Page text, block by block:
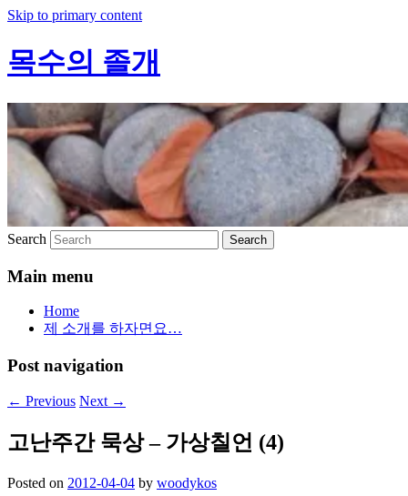
Skip to primary content
목수의 졸개
Search
Main menu
Home
제 소개를 하자면요…
Post navigation
← Previous Next →
고난주간 묵상 – 가상칠언 (4)
Posted on 2012-04-04 by woodykos